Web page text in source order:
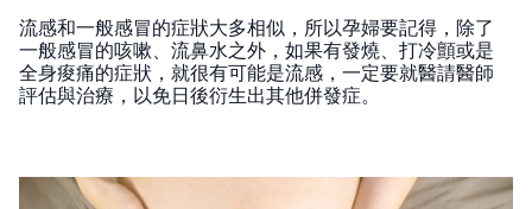
流感和一般感冒的症狀大多相似，所以孕婦要記得，除了
一般感冒的咳嗽、流鼻水之外，如果有發燒、打冷顫或是
全身痠痛的症狀，就很有可能是流感，一定要就醫請醫師
評估與治療，以免日後衍生出其他併發症。